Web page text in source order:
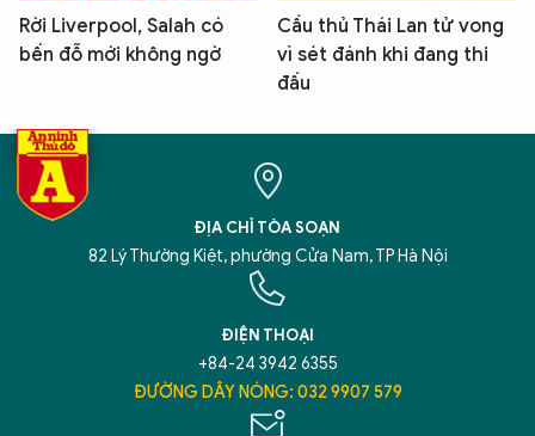
Rời Liverpool, Salah có
bến đỗ mới không ngờ
Cầu thủ Thái Lan tử vong
vì sét đánh khi đang thi
đấu
ĐỊA CHỈ TÒA SOẠN
82 Lý Thường Kiệt, phường Cửa Nam, TP Hà Nội
ĐIỆN THOẠI
+84-24 3942 6355
ĐƯỜNG DÂY NÓNG: 032 9907 579